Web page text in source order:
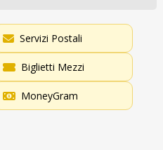
Servizi Postali
Biglietti Mezzi
MoneyGram